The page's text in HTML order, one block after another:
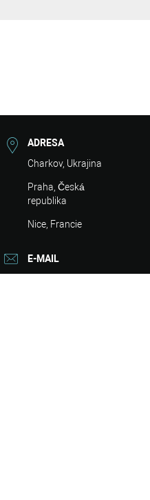
ADRESA
Charkov, Ukrajina
Praha, Česká
republika
Nice, Francie
E-MAIL